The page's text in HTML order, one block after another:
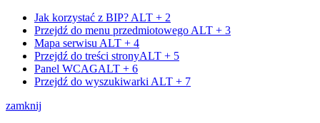
Jak korzystać z BIP? ALT + 2
Przejdź do menu przedmiotowego ALT + 3
Mapa serwisu ALT + 4
Przejdź do treści stronyALT + 5
Panel WCAGALT + 6
Przejdź do wyszukiwarki ALT + 7
zamknij